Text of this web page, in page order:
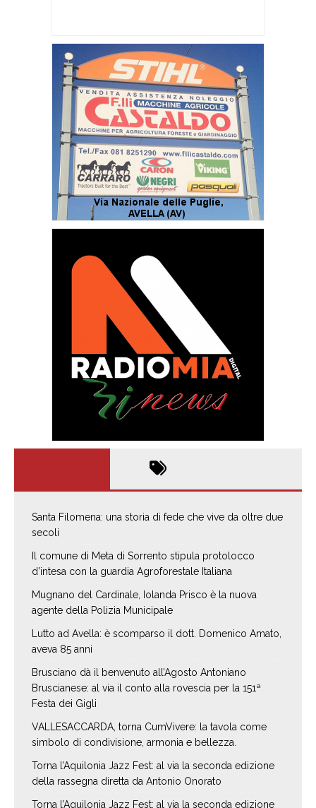
Santa Filomena: una storia di fede che vive da oltre due
secoli
Il comune di Meta di Sorrento stipula protolocco
d’intesa con la guardia Agroforestale Italiana
Mugnano del Cardinale, Iolanda Prisco è la nuova
agente della Polizia Municipale
Lutto ad Avella: è scomparso il dott. Domenico Amato,
aveva 85 anni
Brusciano dà il benvenuto all’Agosto Antoniano
Bruscianese: al via il conto alla rovescia per la 151ª
Festa dei Gigli
VALLESACCARDA, torna CumVivere: la tavola come
simbolo di condivisione, armonia e bellezza.
Torna l’Aquilonia Jazz Fest: al via la seconda edizione
della rassegna diretta da Antonio Onorato
Torna l’Aquilonia Jazz Fest: al via la seconda edizione